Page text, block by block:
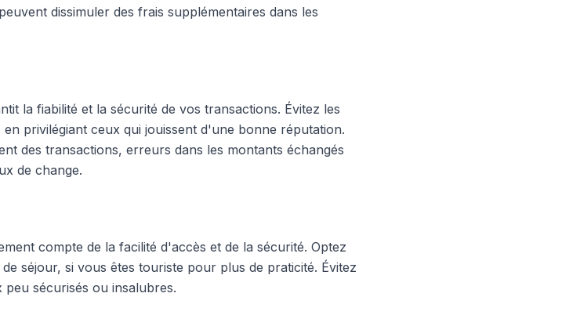
dissimuler des frais supplémentaires dans les
la fiabilité et la sécurité de vos transactions. Évitez les
privilégiant ceux qui jouissent d'une bonne réputation.
des transactions, erreurs dans les montants échangés
de change.
compte de la facilité d'accès et de la sécurité. Optez
séjour, si vous êtes touriste pour plus de praticité. Évitez
sécurisés ou insalubres.